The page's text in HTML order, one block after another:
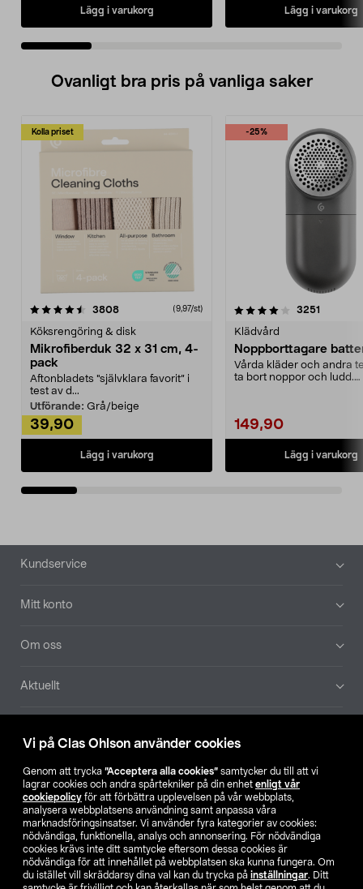
Vi på Clas Ohlson använder cookies
Genom att trycka ”Acceptera alla cookies” samtycker du till att vi
lagrar cookies och andra spårtekniker på din enhet enligt vår
cookiepolicy för att förbättra upplevelsen på vår webbplats,
analysera webbplatsens användning samt anpassa våra
marknadsföringsinsatser. Vi använder fyra kategorier av cookies:
nödvändiga, funktionella, analys och annonsering. För nödvändiga
cookies krävs inte ditt samtycke eftersom dessa cookies är
nödvändiga för att innehållet på webbplatsen ska kunna fungera. Om
du istället vill skräddarsy dina val kan du trycka på inställningar. Ditt
Lägg i varukorg Lägg i varukorg
Ovanligt bra pris på vanliga saker
Kolla priset
3808recensioner (9,97/st)
Köksrengöring & disk
Mikrofiberduk 32 x 31 cm, 4-
pack
Aftonbladets "självklara favorit” i
test av d...
Utförande: Grå/beige
39,90
Lägg i varukorg
-25%
4.0av 5 stjärnor 3251
Klädvård
Noppborttagare
Vårda kläder och andra
ta bort noppor och ludd.
149,90
Lägg i varukorg
4.5av 5 stjärnor
Sidfot
Kundservice
Mitt konto
Om oss
Aktuellt
Hitta butik
SE NO FI